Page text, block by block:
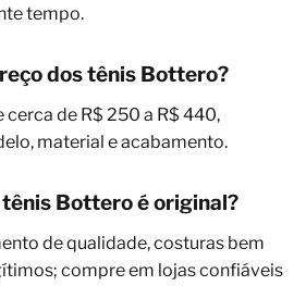
tempo.
dos tênis Bottero?
cerca de R$ 250 a R$ 440,
material e acabamento.
tênis Bottero é original?
de qualidade, costuras bem
compre em lojas confiáveis